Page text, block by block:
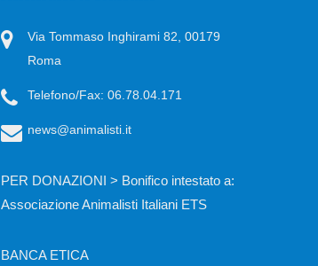
Via Tommaso Inghirami 82, 00179
Roma
Telefono/Fax: 06.78.04.171
news@animalisti.it
PER DONAZIONI > Bonifico intestato a:
Associazione Animalisti Italiani ETS
BANCA ETICA